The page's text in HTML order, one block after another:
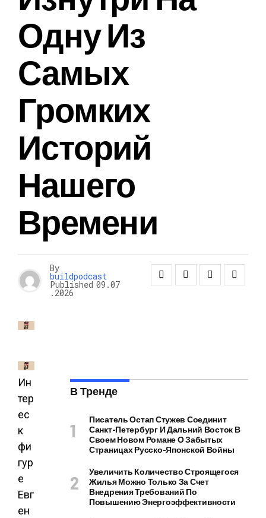
Одну Из
Самых
Громких
Историй
Нашего
Времени
By
buildpodcast
Published 09.07
.2026
Ин
тер
ес
к
фи
гур
е
Евг
ен
В Тренде
Писатель Остап Стужев Соединит
Санкт-Петербург И Дальний Восток В
Своем Новом Романе О Забытых
Страницах Русско-Японской Войны
Увеличить Количество Строящегося
Жилья Можно Только За Счет
Внедрения Требований По
Повышению Энергоэффективности